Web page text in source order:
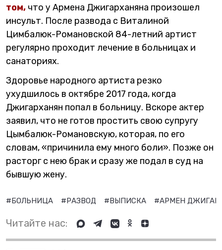
том, что у Армена Джигарханяна произошел
инсульт. После развода с Виталиной
Цимбалюк-Романовской 84-летний артист
регулярно проходит лечение в больницах и
санаториях.
Здоровье народного артиста резко
ухудшилось в октябре 2017 года, когда
Джигарханян попал в больницу. Вскоре актер
заявил, что не готов простить свою супругу
Цымбалюк-Романовскую, которая, по его
словам, «причинила ему много боли». Позже он
расторг с нею брак и сразу же подал в суд на
бывшую жену.
#БОЛЬНИЦА #РАЗВОД #ВЫПИСКА #АРМЕН
Читайте нас: